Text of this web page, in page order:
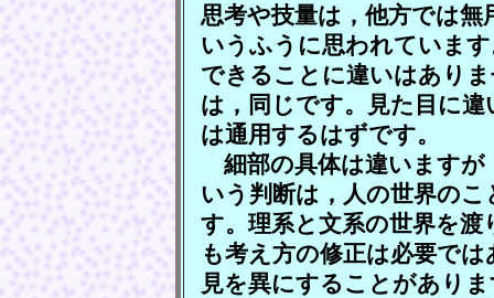
思考や技量は，他方では
いうふうに思われていま
できることに違いはあり
は，同じです。見た目に
は通用するはずです。
細部の具体は違いますが
いう判断は，人の世界の
す。理系と文系の世界を
も考え方の修正は必要で
見を異にすることがあり